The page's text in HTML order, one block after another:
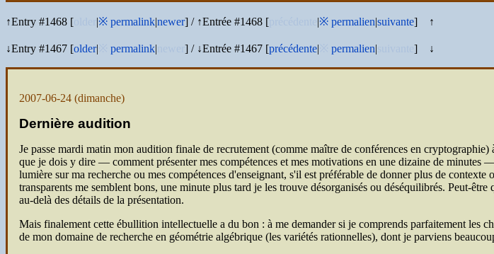
↑Entry #1468 [ |※ permalink|newer] / ↑Entrée #1468 [ |※ permalien|suivante] ↑
↓Entry #1467 [older| permalink| ] / ↓Entrée #1467 [précédente| permalien| ] ↓
2007-06-24 (dimanche)
Dernière audition
Je passe mardi matin mon audition finale de recrutement (comme maître de conférences en cryptographie)
que je dois y dire — comment présenter mes compétences et mes motivations en une dizaine de
lumière sur ma recherche ou mes compétences d'enseignant, s'il est préférable de donner plus de
transparents me semblent bons, une minute plus tard je les trouve désorganisés ou déséquilibrés. Peut-
au-delà des détails de la présentation.
Mais finalement cette ébullition intellectuelle a du bon : à me demander si je comprends parfaitement les
de mon domaine de recherche en géométrie algébrique (les variétés rationnelles), dont je parviens